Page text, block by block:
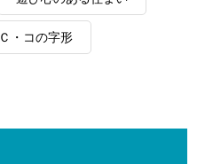
Ｃ・コの字形